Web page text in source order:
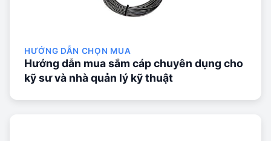
HƯỚNG DẪN CHỌN MUA
Hướng dẫn mua sắm cáp chuyên dụng cho
kỹ sư và nhà quản lý kỹ thuật